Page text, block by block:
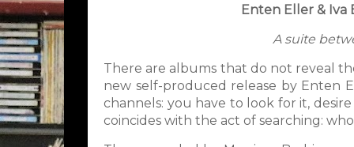
Enten Eller & Iva
A suite
There are albums that do not reveal
new self-produced release by Enten
channels: you have to look for it,
coincides with the act of searching: